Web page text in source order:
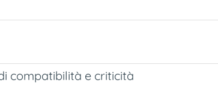
compatibilità e criticità